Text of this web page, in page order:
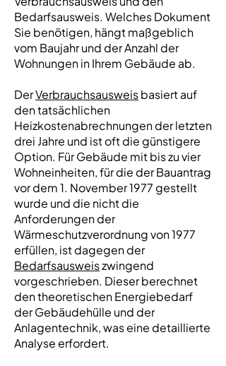
Bedarfsausweis. Welches Dokument
Sie benötigen, hängt maßgeblich
vom Baujahr und der Anzahl der
Wohnungen in Ihrem Gebäude ab.
DerVerbrauchsausweisbasiert auf
den tatsächlichen
Heizkostenabrechnungen der letzten
drei Jahre und ist oft die günstigere
Option. Für Gebäude mit bis zu vier
Wohneinheiten, für die der Bauantrag
vor dem 1. November 1977 gestellt
wurde und die nicht die
Anforderungen der
Wärmeschutzverordnung von 1977
erfüllen, ist dagegen der
Bedarfsausweiszwingend
vorgeschrieben. Dieser berechnet
den theoretischen Energiebedarf
der Gebäudehülle und der
Anlagentechnik, was eine detaillierte
Analyse erfordert.